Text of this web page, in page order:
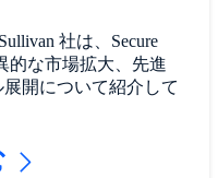
社は、Secure
的な市場拡大、先進
開について紹介して